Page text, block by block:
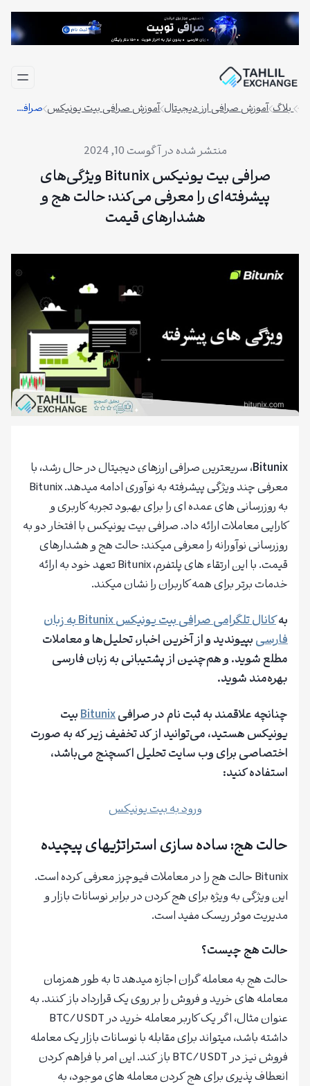
رفتن
بلاگ آموزش صرافی ارز دیجیتال آموزش صرافی بیت یونیکس صرافی بیت یونیکس Bitunix ویژگی‌های پیشرفته‌ای را معرفی می‌کند: حالت هج و هشدارهای قیمت
آگوست 10, 2024
صرافی بیت یونیکس Bitunix ویژگی‌های
پیشرفته‌ای را معرفی می‌کند: حالت هج و
هشدارهای قیمت
Bitunix، سریعترین صرافی ارزهای دیجیتال در حال رشد، با
معرفی چند ویژگی پیشرفته به نوآوری ادامه میدهد. Bitunix
به روزرسانی های عمده ای را برای بهبود تجربه کاربری و
کارایی معاملات ارائه داد. صرافی بیت یونیکس با افتخار دو به
روزرسانی نوآورانه را معرفی میکند: حالت هج و هشدارهای
قیمت. با این ارتقاء های پلتفرم، Bitunix تعهد خود به ارائه
خدمات برتر برای همه کاربران را نشان میکند.
به
کانال تلگرامی صرافی بیت یونیکس Bitunix به زبان
فارسیبپیوندید و از آخرین اخبار، تحلیل‌ها و معاملات
مطلع شوید.و هم‌چنین از پشتیبانی به زبان فارسی
بهره‌مند شوید.
چنانچه علاقمند به ثبت نام در صرافیBitunixبیت‌
یونیکس هستید، می‌توانید از کد تخفیف زیر که به صورت
اختصاصی برای وب ‌سایت تحلیل اکسچنج می‌باشد،
استفاده کنید:
ورود به بیت یونیکس
حالت هج: ساده سازی استراتژیهای پیچیده
Bitunix حالت هج را در معاملات فیوچرز معرفی کرده است.
این ویژگی به ویژه برای هج کردن در برابر نوسانات بازار و
مدیریت موثر ریسک مفید است.
حالت هج چیست؟
حالت هج به معامله گران اجازه میدهد تا به طور همزمان
معامله های خرید و فروش را بر روی یک قرارداد باز کنند. به
عنوان مثال، اگر یک کاربر معامله خرید در BTC/USDT
داشته باشد، میتواند برای مقابله با نوسانات بازار یک معامله
فروش نیز در BTC/USDT باز کند. این امر با فراهم کردن
انعطاف پذیری برای هج کردن معامله های موجود، به